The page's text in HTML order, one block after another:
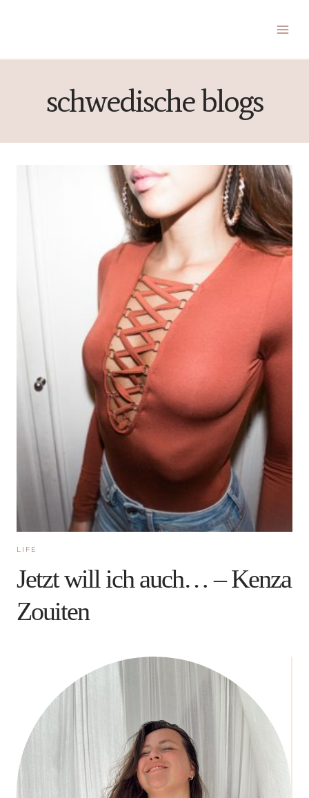
schwedische blogs
LIFE
Jetzt will ich auch… – Kenza
Zouiten